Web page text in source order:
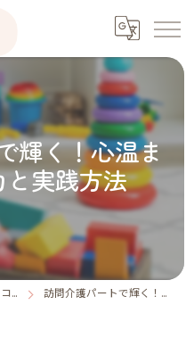
輝く！心温ま
実践方法
コラム 訪問介護パートで輝く！心温まるケアの魅力と実践方法